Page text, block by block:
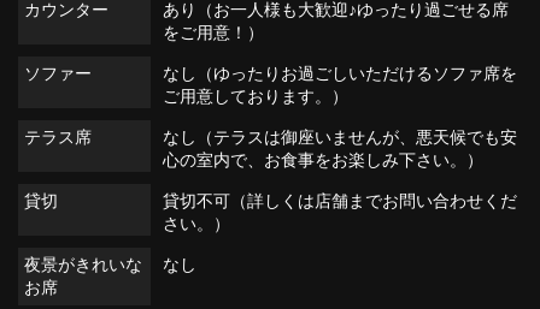
カウンター
あり（お一人様も大歓迎♪ゆったり過ごせる席
をご用意！）
ソファー
なし（ゆったりお過ごしいただけるソファ席を
ご用意しております。）
テラス席
なし（テラスは御座いませんが、悪天候でも安
心の室内で、お食事をお楽しみ下さい。）
貸切
貸切不可（詳しくは店舗までお問い合わせくだ
さい。）
夜景がきれいな
お席
なし